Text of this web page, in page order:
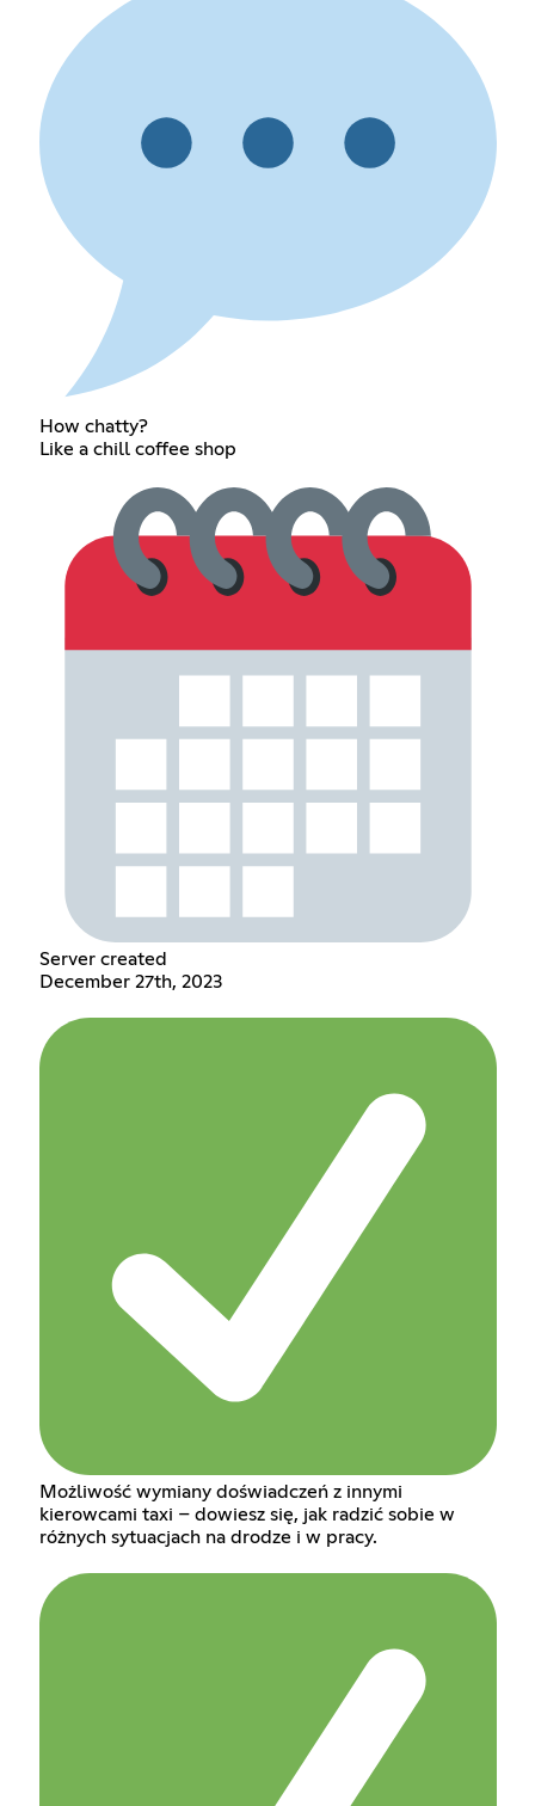
How chatty?
Like a chill coffee shop
Server created
December 27th, 2023
Możliwość wymiany doświadczeń z innymi
kierowcami taxi – dowiesz się, jak radzić sobie w
różnych sytuacjach na drodze i w pracy.